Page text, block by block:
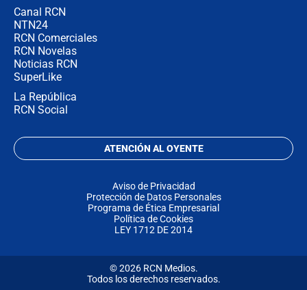
Canal RCN
NTN24
RCN Comerciales
RCN Novelas
Noticias RCN
SuperLike
La República
RCN Social
ATENCIÓN AL OYENTE
Aviso de Privacidad
Protección de Datos Personales
Programa de Ética Empresarial
Política de Cookies
LEY 1712 DE 2014
© 2026 RCN Medios.
Todos los derechos reservados.